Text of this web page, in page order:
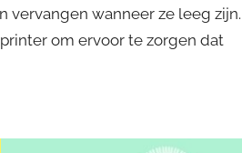
wanneer ze leeg zijn.
om ervoor te zorgen dat